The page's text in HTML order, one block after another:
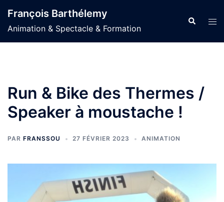
au
contenu
François Barthélemy
Animation & Spectacle & Formation
Run & Bike des Thermes /
Speaker à moustache !
PAR FRANSSOU 27 FÉVRIER 2023 ANIMATION